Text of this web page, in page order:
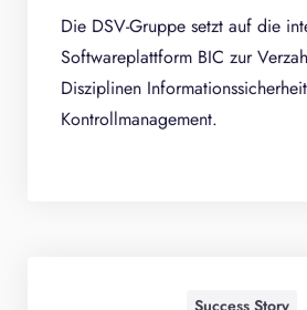
Die DSV-Gruppe setzt auf die
Softwareplattform BIC zur
Disziplinen
Kontrollmanagement.
Success Story